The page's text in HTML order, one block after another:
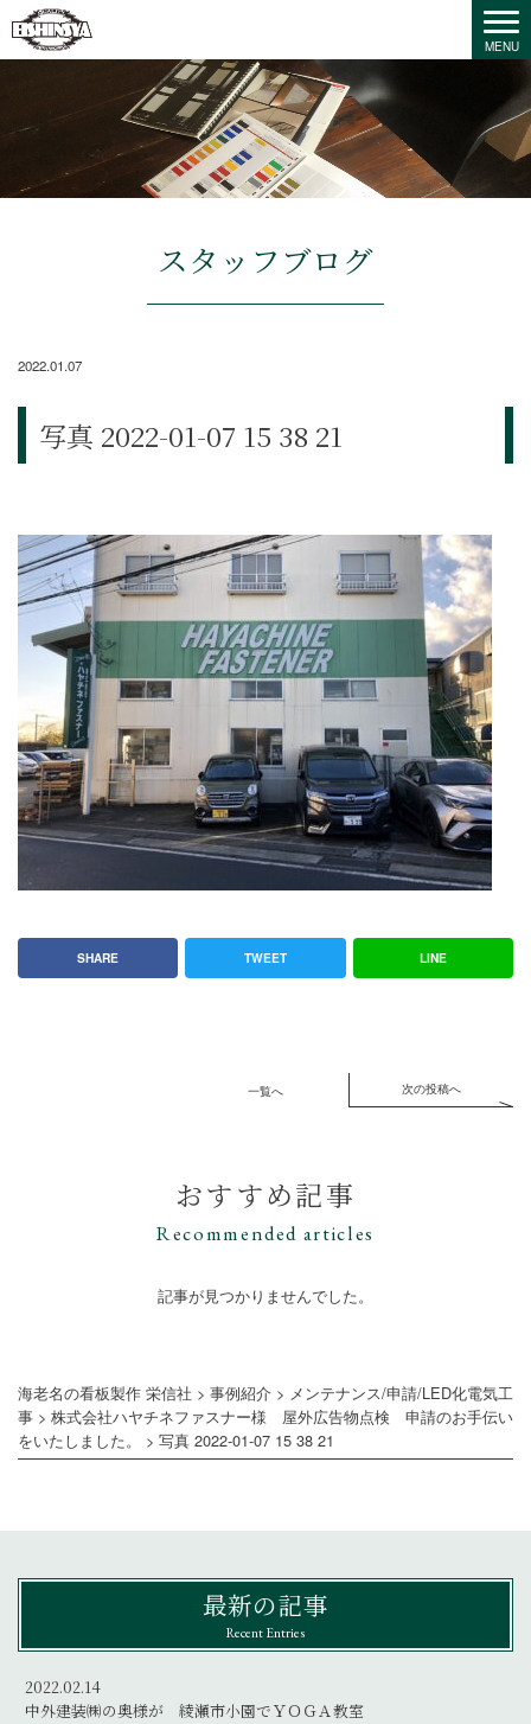
スタッフブログ
2022.01.07
写真 2022-01-07 15 38 21
SHARE TWEET LINE
一覧へ 次の投稿へ
おすすめ記事
Recommended articles
記事が見つかりませんでした。
海老名の看板製作 栄信社 > 事例紹介 > メンテナンス/申請/LED化電気工
事 > 株式会社ハヤチネファスナー様 屋外広告物点検 申請のお手伝い
をいたしました。
> 写真 2022-01-07 15 38 21
最新の記事
Recent Entries
2022.02.14
中外建装㈱の奥様が 綾瀬市小園でＹＯＧＡ教室